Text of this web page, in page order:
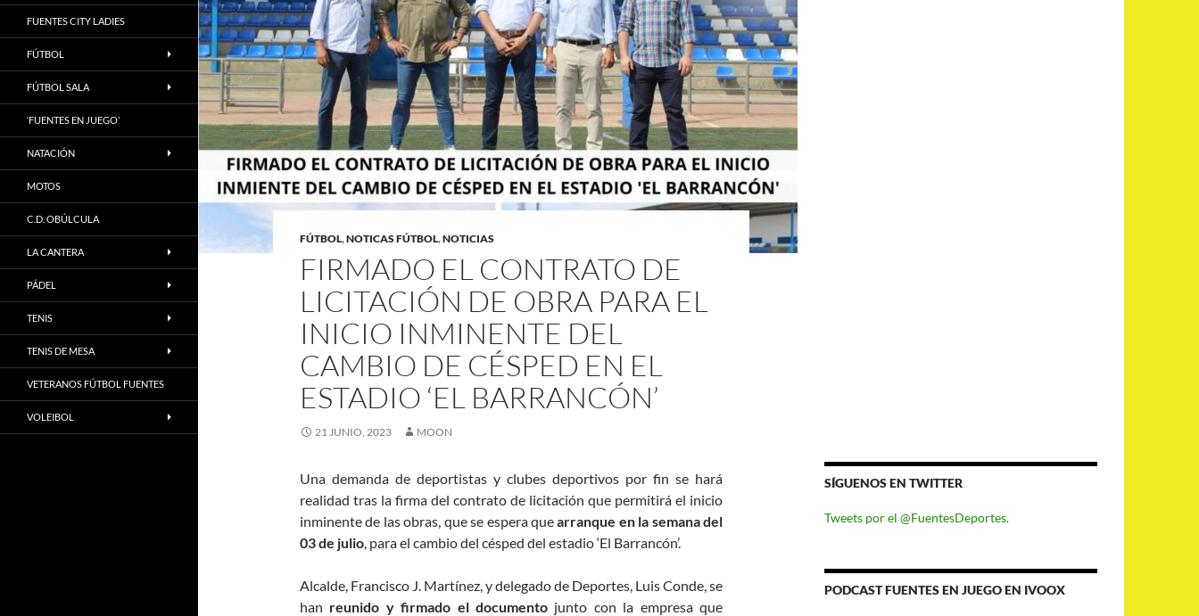
FÚTBOL,NOTICAS FÚTBOL,NOTICIAS
FIRMADO EL CONTRATO DE
LICITACIÓN DE OBRA PARA EL
INICIO INMINENTE DEL
CAMBIO DE CÉSPED EN EL
ESTADIO ‘EL BARRANCÓN’
21 JUNIO, 2023 MOON
Una demanda de deportistas y clubes deportivos por fin se hará
realidad tras la firma del contrato de licitación que permitirá el inicio
inminente de las obras, que se espera quearranque en la semana del
03 de julio, para el cambio del césped del estadio ‘El Barrancón’.
Alcalde, Francisco J. Martínez, y delegado de Deportes, Luis Conde, se
han reunido y firmado el documento junto con la empresa que
SÍGUENOS EN TWITTER
Tweets por el @FuentesDeportes.
PODCAST FUENTES EN JUEGO EN IVOOX
FUENTES CITY LADIES
FÚTBOL
FÚTBOL SALA
‘FUENTES EN JUEGO’
NATACIÓN
MOTOS
C.D. OBÚLCULA
LA CANTERA
PÁDEL
TENIS
TENIS DE MESA
VETERANOS FÚTBOL FUENTES
VOLEIBOL